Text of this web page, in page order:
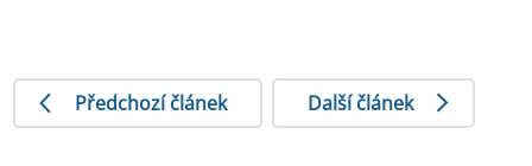
Předchozí článek Další článek